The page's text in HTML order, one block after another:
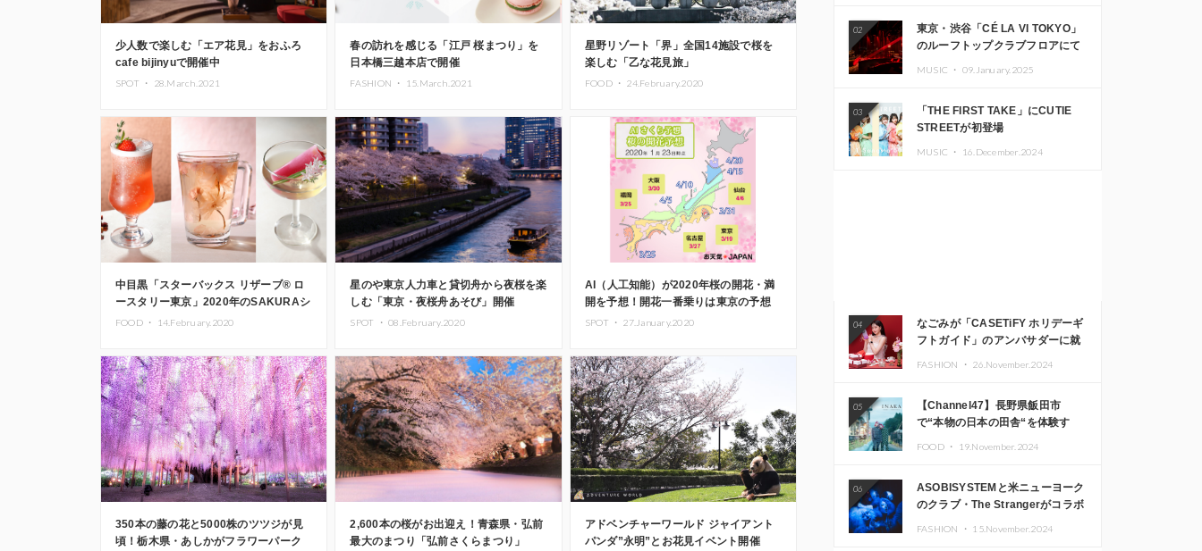
少人数で楽しむ「エア花見」をおふろ
cafe bijinyuで開催中
SPOT ・ 28.March.2021
春の訪れを感じる「江戸 桜まつり」を
日本橋三越本店で開催
FASHION ・ 15.March.2021
星野リゾート「界」全国14施設で桜を
楽しむ「乙な花見旅」
FOOD ・ 24.February.2020
中目黒「スターバックス リザーブ®︎ ロ
ースタリー東京」2020年のSAKURAシ
ーズンがスタート
FOOD ・ 14.February.2020
星のや東京人力車と貸切舟から夜桜を楽
しむ「東京・夜桜舟あそび」開催
SPOT ・08.February.2020
AI（人工知能）が2020年桜の開花・満
開を予想！開花一番乗りは東京の予想
SPOT ・ 27.January.2020
350本の藤の花と5000株のツツジが見
頃！栃木県・あしかがフラワーパーク
2,600本の桜がお出迎え！青森県・弘前
最大のまつり「弘前さくらまつり」
アドベンチャーワールド ジャイアント
パンダ”永明”とお花見イベント開催
02
東京・渋谷「CÉ LA VI TOKYO」
のルーフトップクラブフロアにて
Kza（FORCE OF NATURE）ら日
本を代表するDJ・クリエイターが
出演
MUSIC ・ 09.January.2025
03
「THE FIRST TAKE」にCUTIE
STREETが初登場
MUSIC ・ 16.December.2024
04
なごみが「CASETiFY ホリデーギ
フトガイド」のアンバサダーに就
FASHION ・ 26.November.2024
05
【Channel47】長野県飯田市
で“本物の日本の田舎“を体験す
FOOD ・ 19.November.2024
06
ASOBISYSTEMと米ニューヨーク
のクラブ・The Strangerがコラボ
FASHION ・ 15.November.2024